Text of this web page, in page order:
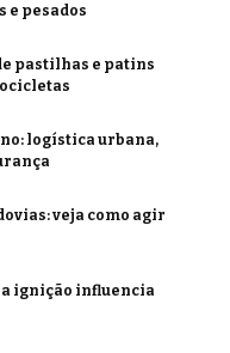
e pesados
pastilhas e patins
logística urbana,
veja como agir
ignição influencia